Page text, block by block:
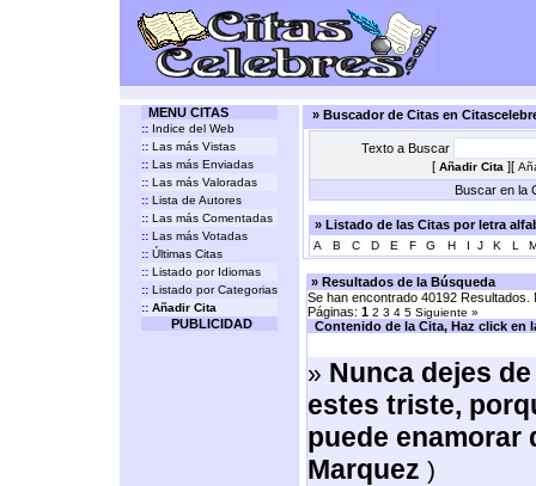
MENU CITAS
:: Indice del Web
:: Las más Vistas
:: Las más Enviadas
:: Las más Valoradas
:: Lista de Autores
:: Las más Comentadas
:: Las más Votadas
:: Últimas Citas
:: Listado por Idiomas
:: Listado por Categorias
:: Añadir Cita
PUBLICIDAD
» Buscador de Citas en
Texto a Buscar
[ Añadir Cita ][
Buscar en la
» Listado de las Citas por letra
A B C D E F G H I J K L
» Resultados de la Búsqueda
Se han encontrado 40192 Resultados.
Páginas: 1 2 3 4 5 Siguiente »
Contenido de la Cita, Haz click en
» Nunca dejes
estes triste,
puede enamorar
Marquez )